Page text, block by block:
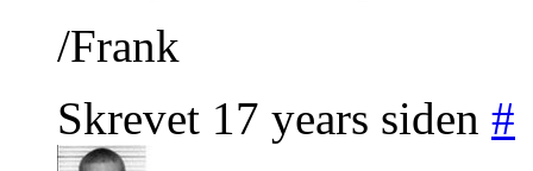
/Frank
Skrevet 17 years siden #